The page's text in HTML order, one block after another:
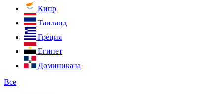
Кипр
Таиланд
Греция
Египет
Доминикана
Все